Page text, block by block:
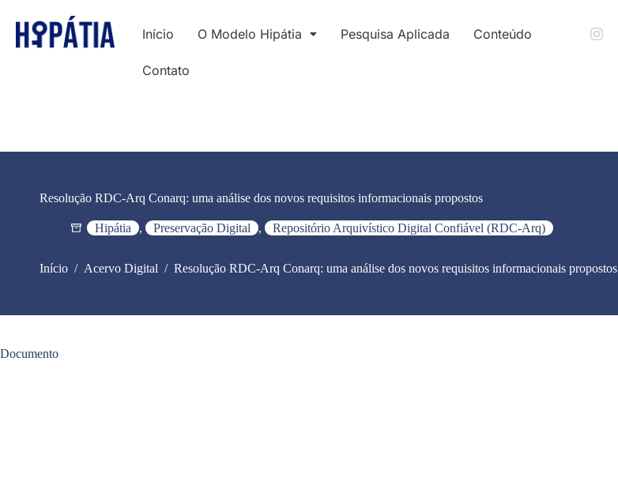
Início O Modelo Hipátia Pesquisa Aplicada Conteúdo
Contato
Resolução RDC-Arq Conarq: uma análise dos novos requisitos informacionais propostos
Hipátia , Preservação Digital , Repositório Arquivístico Digital Confiável (RDC-Arq)
Início / Acervo Digital / Resolução RDC-Arq Conarq: uma análise dos novos requisitos informacionais propostos
Documento